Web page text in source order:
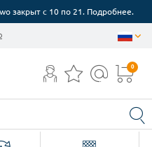
закрыт с 10 по 21. Подробнее.
0